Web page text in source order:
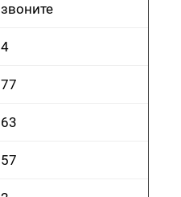
звоните
4
77
63
57